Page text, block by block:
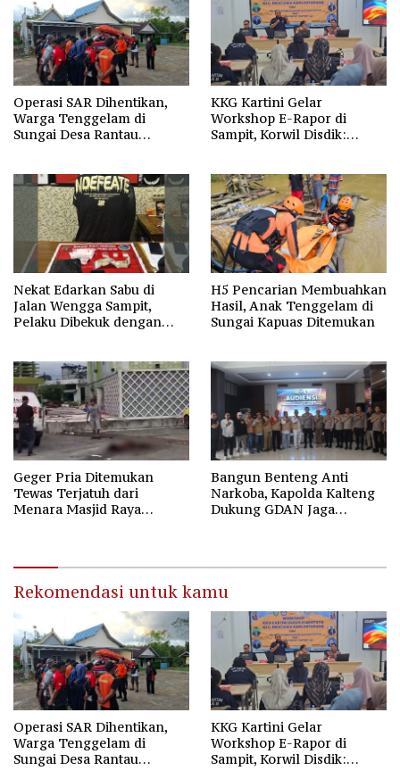
Operasi SAR Dihentikan,
Warga Tenggelam di
Sungai Desa Rantau
KKG Kartini Gelar
Workshop E-Rapor di
Sampit, Korwil Disdik:
Nekat Edarkan Sabu di
Jalan Wengga Sampit,
Pelaku Dibekuk dengan
H5 Pencarian Membuahkan
Hasil, Anak Tenggelam di
Sungai Kapuas Ditemukan
Geger Pria Ditemukan
Tewas Terjatuh dari
Menara Masjid Raya
Bangun Benteng Anti
Narkoba, Kapolda Kalteng
Dukung GDAN Jaga
Rekomendasi untuk kamu
Operasi SAR Dihentikan,
Warga Tenggelam di
Sungai Desa Rantau
KKG Kartini Gelar
Workshop E-Rapor di
Sampit, Korwil Disdik: